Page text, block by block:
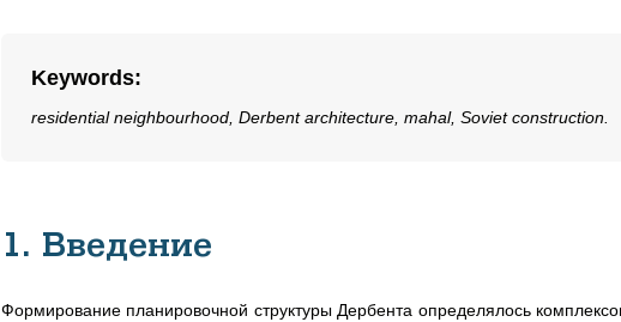
Keywords:
residential neighbourhood, Derbent architecture, mahal, Soviet construction.
1. Введение
Формирование планировочной структуры Дербента определялось